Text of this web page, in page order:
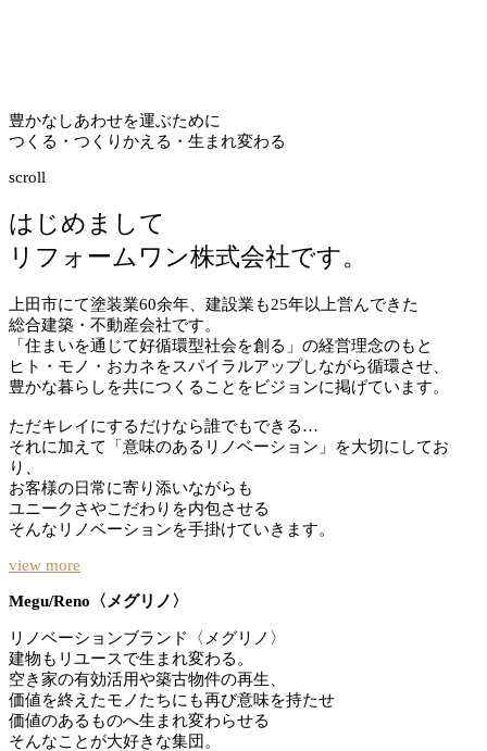
豊かなしあわせを運ぶために
つくる・つくりかえる・生まれ変わる
scroll
はじめまして
リフォームワン株式会社です。
上田市にて塗装業60余年、建設業も25年以上営んできた
総合建築・不動産会社です。
「住まいを通じて好循環型社会を創る」の経営理念のもと
ヒト・モノ・おカネをスパイラルアップしながら循環させ、
豊かな暮らしを共につくることをビジョンに掲げています。
ただキレイにするだけなら誰でもできる…
それに加えて「意味のあるリノベーション」を大切にしてお
り、
お客様の日常に寄り添いながらも
ユニークさやこだわりを内包させる
そんなリノベーションを手掛けていきます。
view more
Megu/Reno〈メグリノ〉
リノベーションブランド〈メグリノ〉
建物もリユースで生まれ変わる。
空き家の有効活用や築古物件の再生、
価値を終えたモノたちにも再び意味を持たせ
価値のあるものへ生まれ変わらせる
そんなことが大好きな集団。